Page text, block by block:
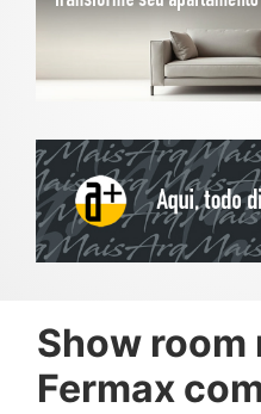
Show room
Fermax